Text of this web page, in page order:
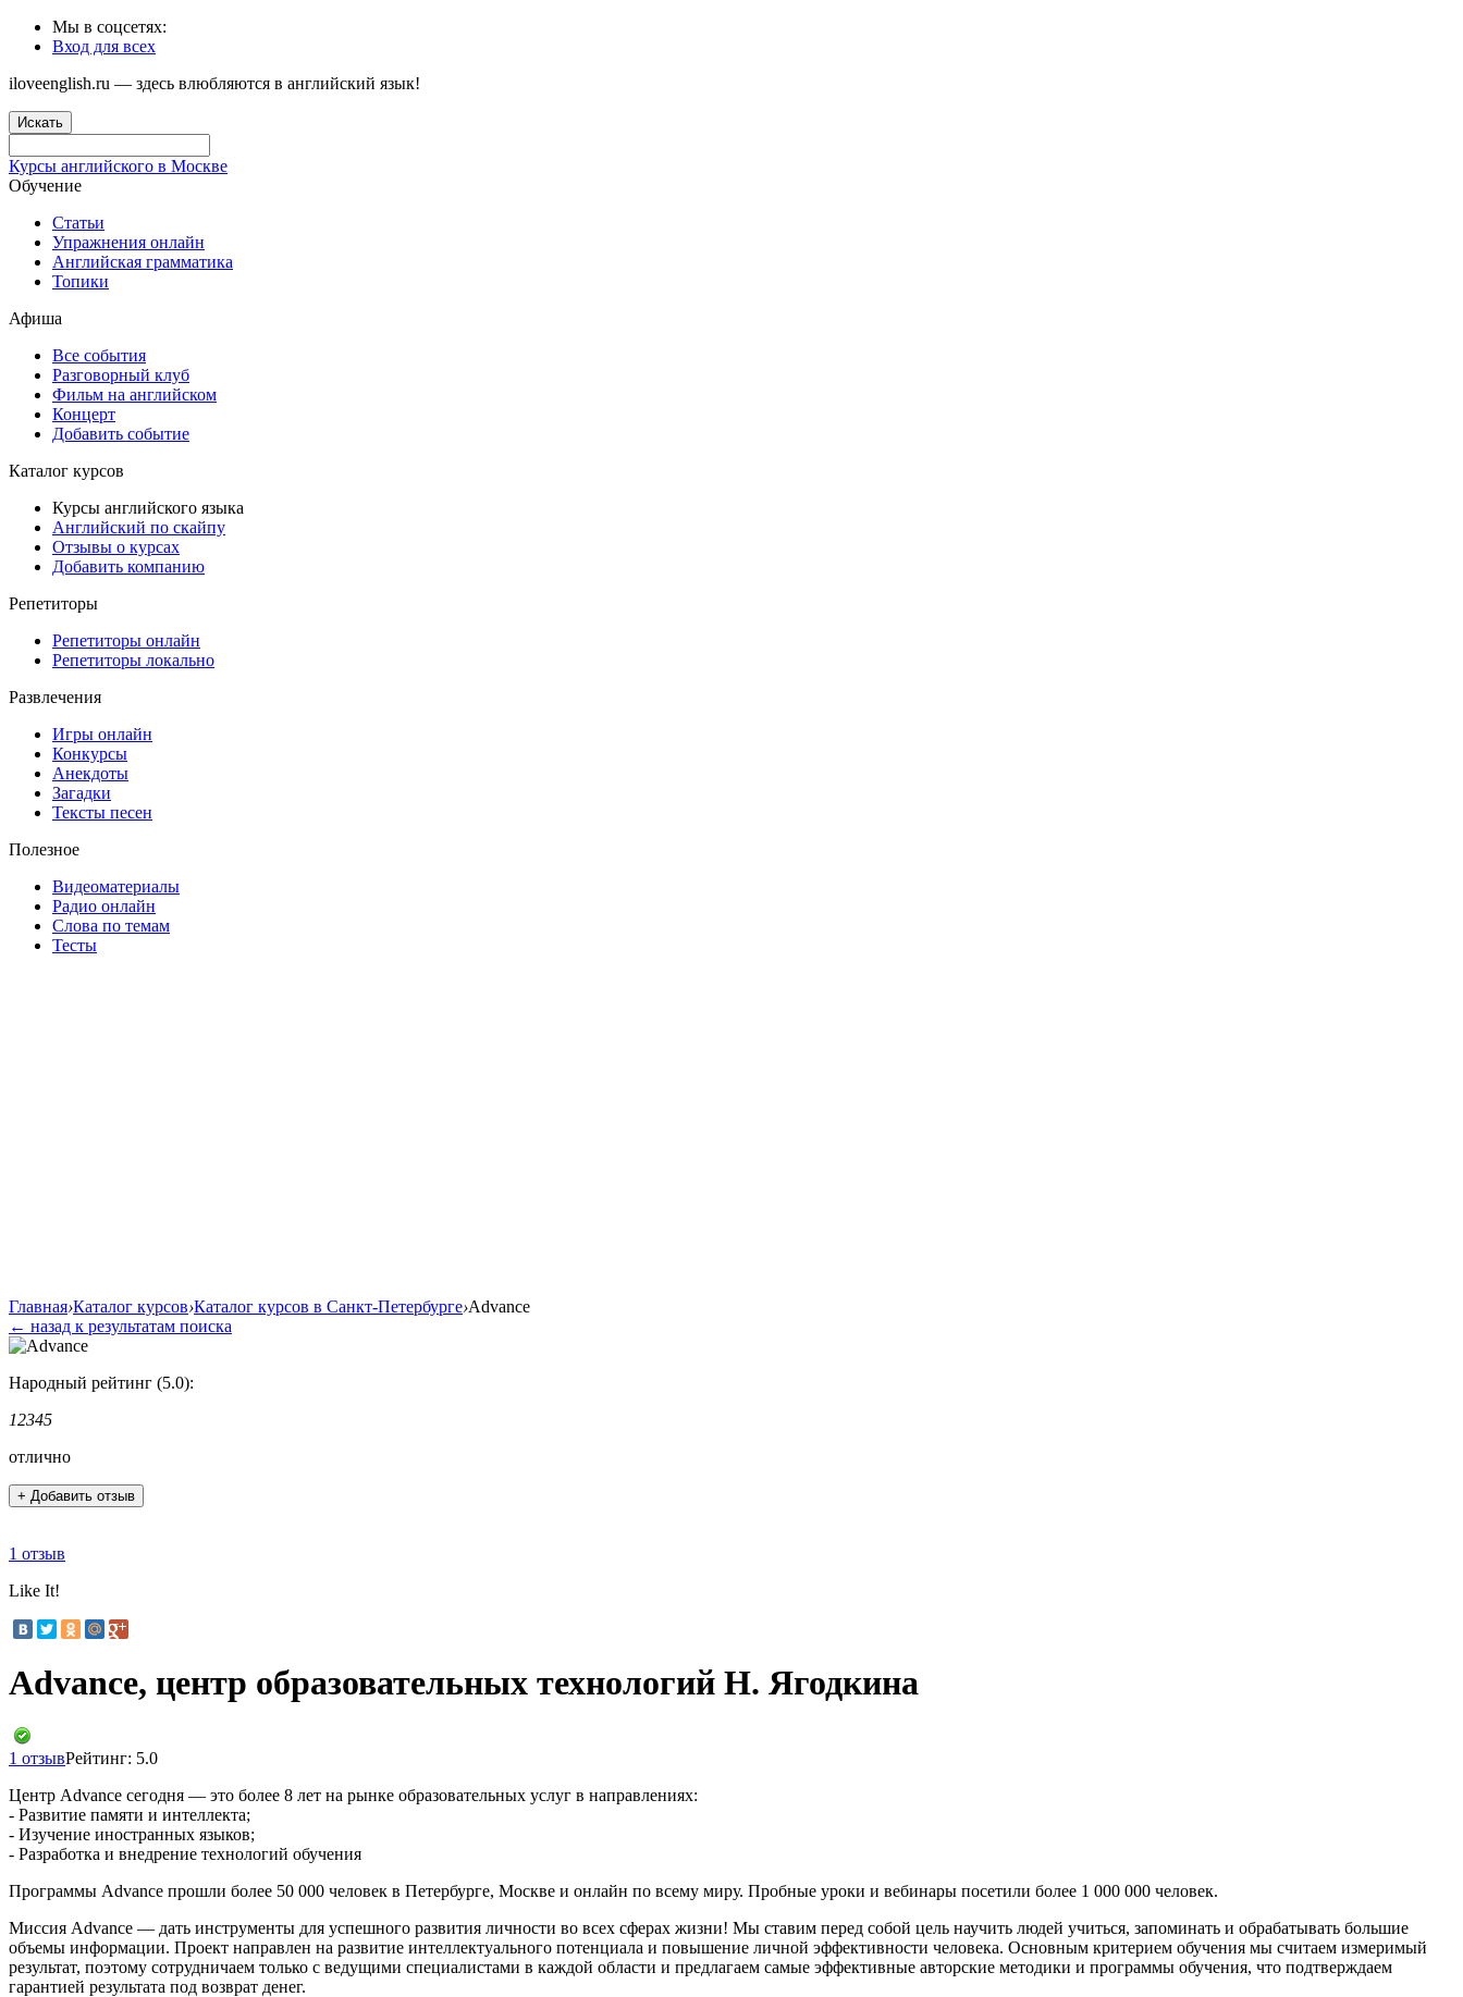
Мы в соцсетях:
Вход для всех
iloveenglish.ru — здесь влюбляются в английский язык!
Искать
Курсы английского в Москве
Обучение
Статьи
Упражнения онлайн
Английская грамматика
Топики
Афиша
Все события
Разговорный клуб
Фильм на английском
Концерт
Добавить событие
Каталог курсов
Курсы английского языка
Английский по скайпу
Отзывы о курсах
Добавить компанию
Репетиторы
Репетиторы онлайн
Репетиторы локально
Развлечения
Игры онлайн
Конкурсы
Анекдоты
Загадки
Тексты песен
Полезное
Видеоматериалы
Радио онлайн
Слова по темам
Тесты
Главная›Каталог курсов›Каталог курсов в Санкт-Петербурге›Advance
← назад к результатам поиска
Народный рейтинг (5.0):
12345
отлично
+ Добавить отзыв
1 отзыв
Like It!
Advance, центр образовательных технологий Н. Ягодкина
1 отзывРейтинг: 5.0
Центр Advance сегодня — это более 8 лет на рынке образовательных услуг в направлениях:
- Развитие памяти и интеллекта;
- Изучение иностранных языков;
- Разработка и внедрение технологий обучения
Программы Advance прошли более 50 000 человек в Петербурге, Москве и онлайн по всему миру. Пробные уроки и вебинары посетили более 1 000 000 человек.
Миссия Advance — дать инструменты для успешного развития личности во всех сферах жизни! Мы ставим перед собой цель научить людей учиться, запоминать и обрабатывать большие
объемы информации. Проект направлен на развитие интеллектуального потенциала и повышение личной эффективности человека. Основным критерием обучения мы считаем измеримый
результат, поэтому сотрудничаем только с ведущими специалистами в каждой области и предлагаем самые эффективные авторские методики и программы обучения, что подтверждаем
гарантией результата под возврат денег.